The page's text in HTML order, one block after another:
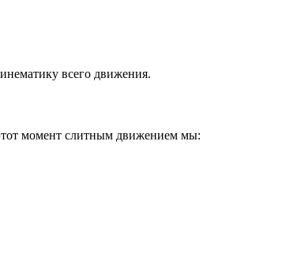
всего движения.
момент слитным движением мы: